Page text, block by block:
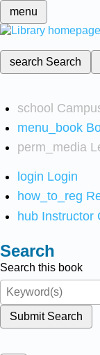
menu
search Search
school
menu_book
perm_media
login Login
how_to_reg
hub Instructor
Search
Search this book
Submit Search